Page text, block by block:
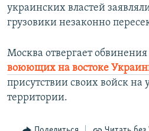
украинских властей
грузовики незаконно
Москва отвергает
воюющих на востоке
присутствии своих войск на
территории.